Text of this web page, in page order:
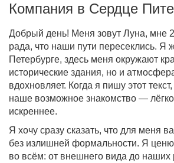
Компания в Сердце
Добрый день! Меня зовут Луна, мне
рада, что наши пути пересеклись. Я
Петербурге, здесь меня окружают
исторические здания, но и
вдохновляет. Когда я пишу этот
наше возможное знакомство —
искреннее.
Я хочу сразу сказать, что для меня
без излишней формальности. Я ценю
во всём: от внешнего вида до наших